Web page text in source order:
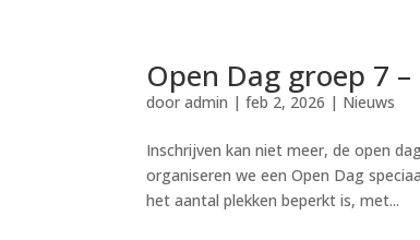
Open Dag groep 7 –
dooradmin |feb 2, 2026 | Nieuws
Inschrijven kan niet meer, de open
organiseren we een Open Dag
het aantal plekken beperkt is, met...